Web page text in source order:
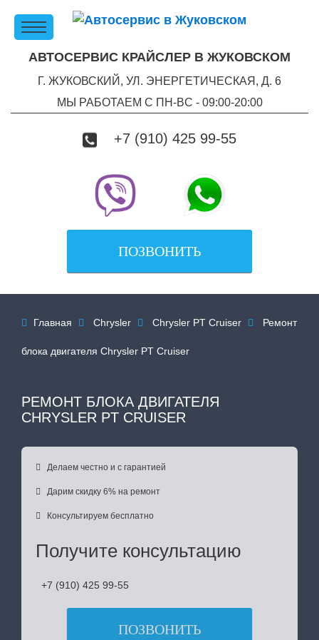
АВТОСЕРВИС КРАЙСЛЕР В ЖУКОВСКОМ
Г. ЖУКОВСКИЙ, УЛ. ЭНЕРГЕТИЧЕСКАЯ, Д. 6
МЫ РАБОТАЕМ С ПН-ВC - 09:00-20:00
+7 (910) 425 99-55
ПОЗВОНИТЬ
 Главная  Chrysler  Chrysler PT Cruiser  Ремонт
блока двигателя Chrysler PT Cruiser
РЕМОНТ БЛОКА ДВИГАТЕЛЯ
CHRYSLER PT CRUISER
 Делаем честно и с гарантией
 Дарим скидку 6% на ремонт
 Консультируем бесплатно
Получите консультацию
+7 (910) 425 99-55
ПОЗВОНИТЬ